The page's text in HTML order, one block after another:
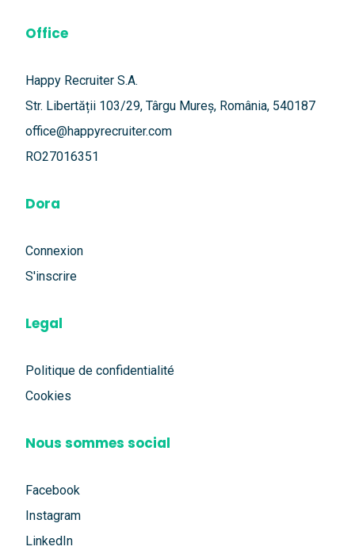
Office
Happy Recruiter S.A.
Str. Libertății 103/29, Târgu Mureș, România, 540187
office@happyrecruiter.com
RO27016351
Dora
Connexion
S'inscrire
Legal
Politique de confidentialité
Cookies
Nous sommes social
Facebook
Instagram
LinkedIn